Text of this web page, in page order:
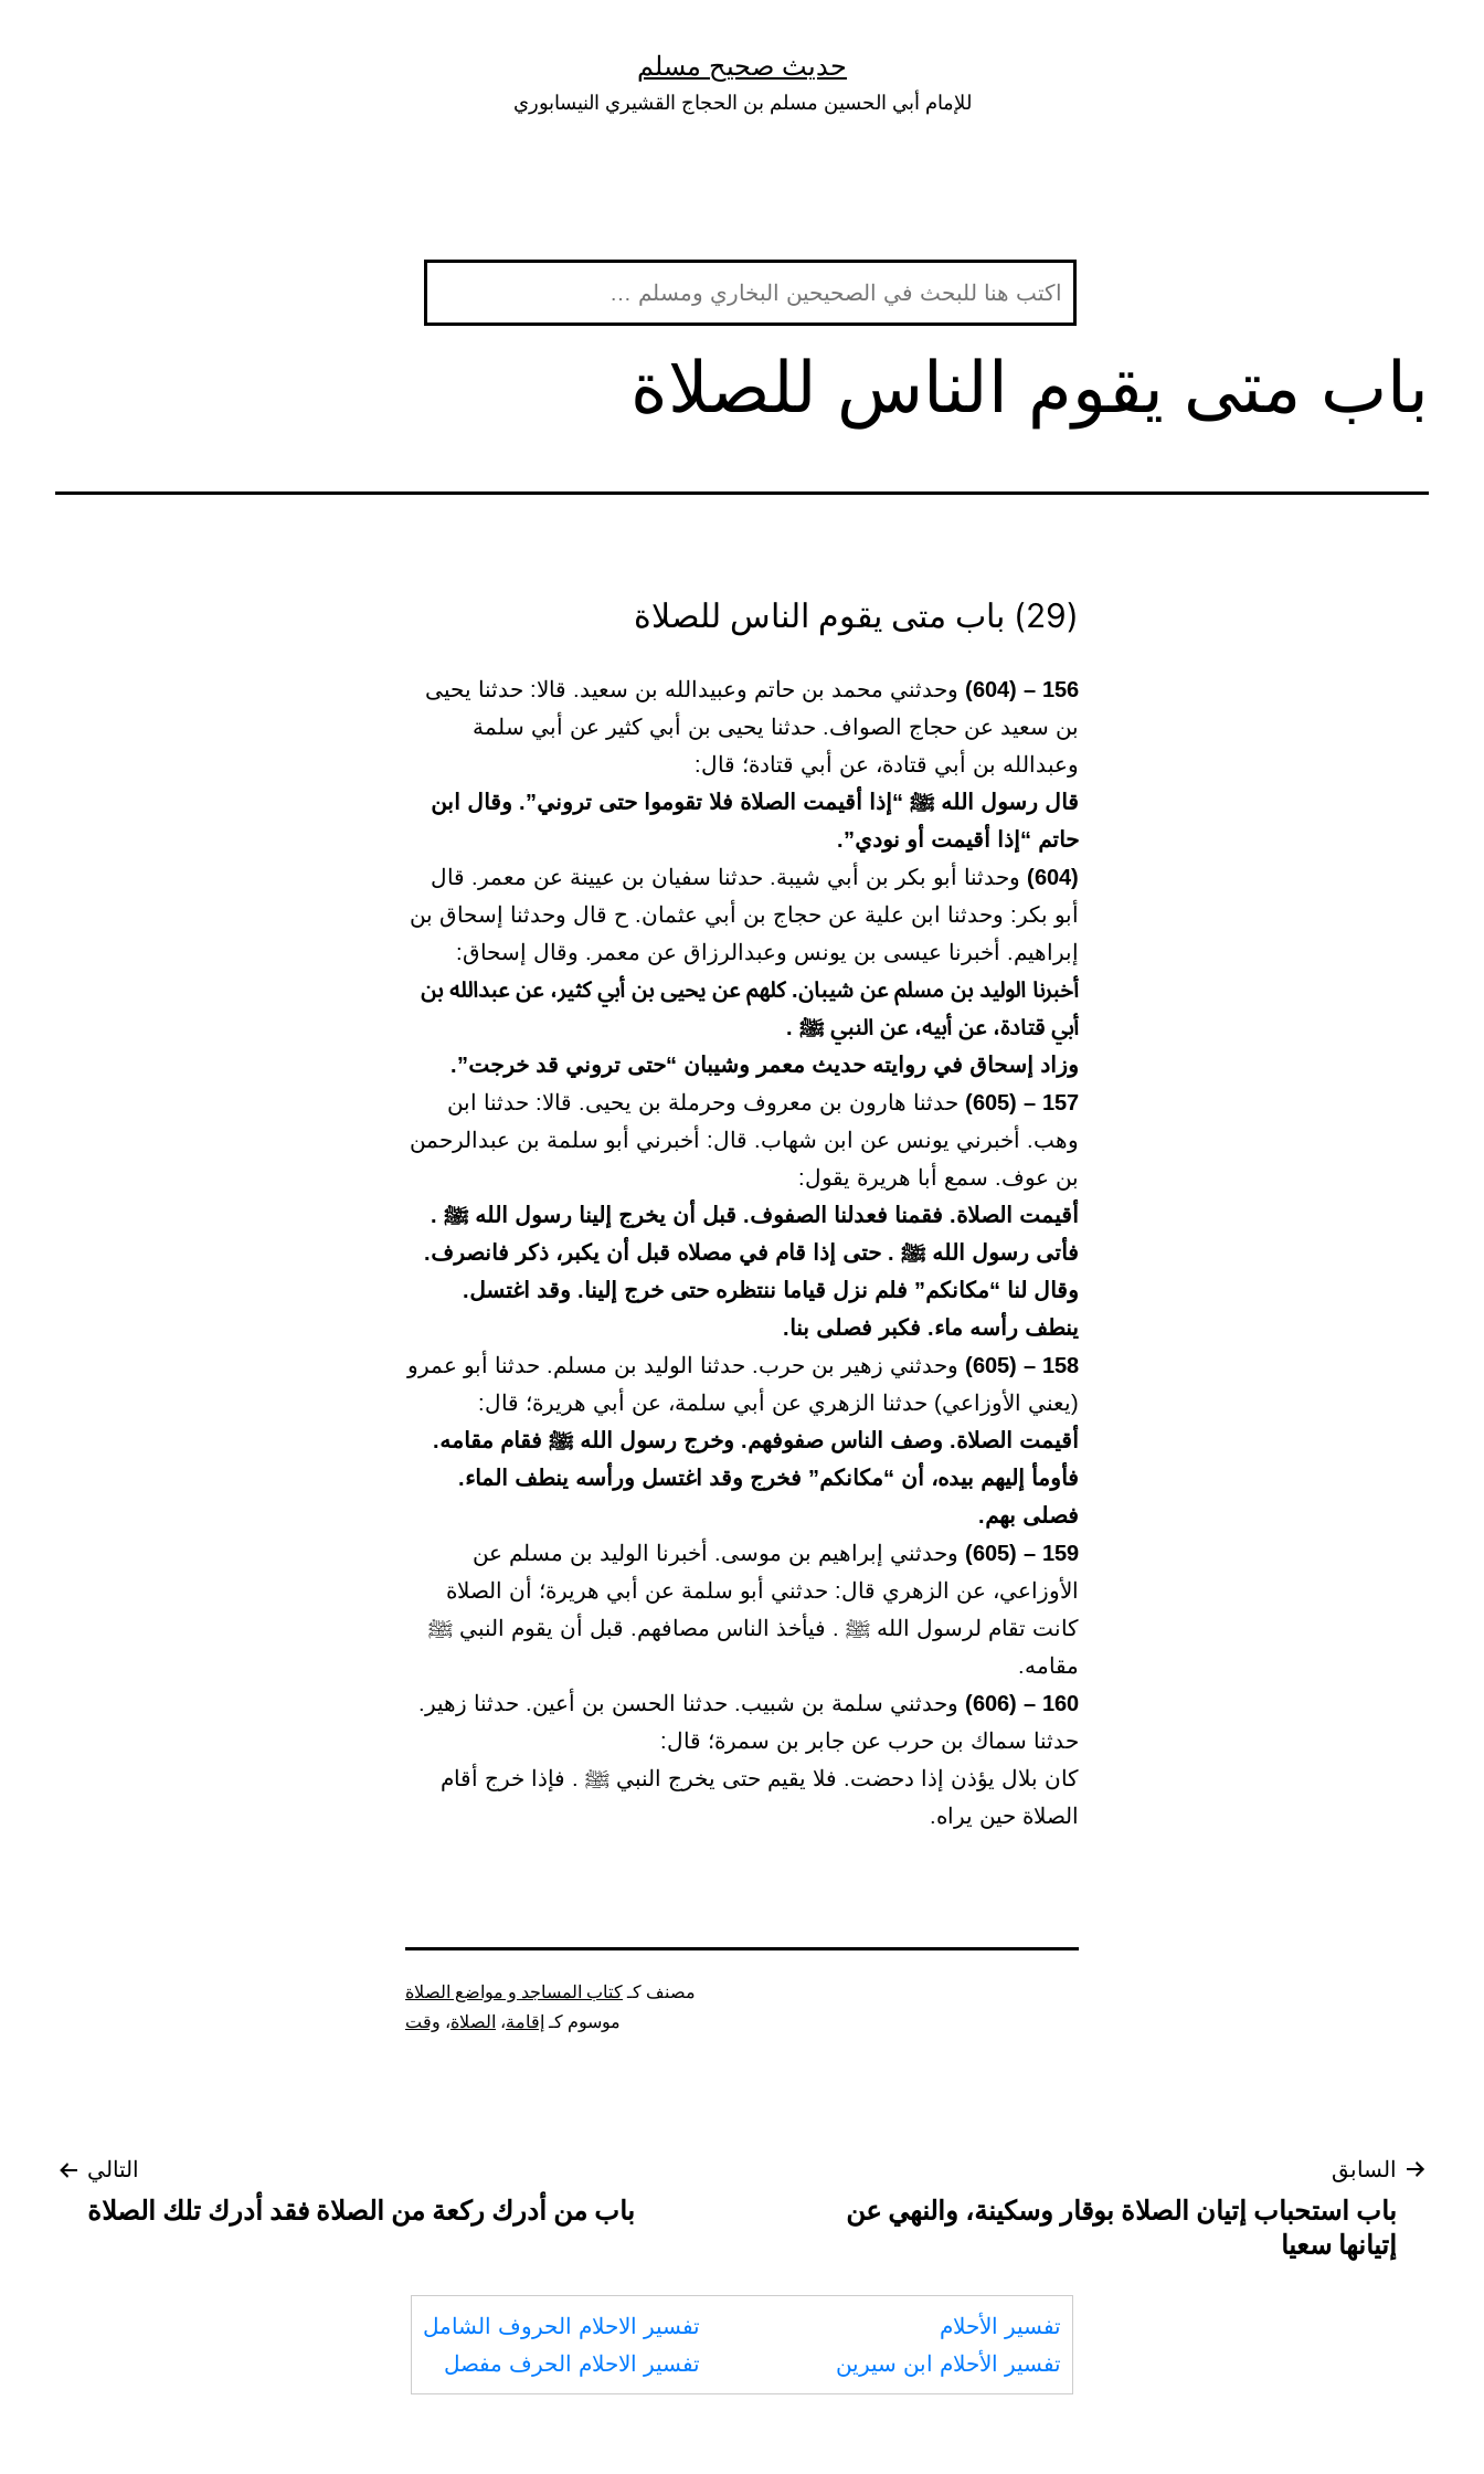
حديث صحيح مسلم
للإمام أبي الحسين مسلم بن الحجاج القشيري النيسابوري
باب متى يقوم الناس للصلاة
(29) باب متى يقوم الناس للصلاة
156 – (604)
وحدثني محمد بن حاتم وعبيدالله بن سعيد. قالا: حدثنا يحيى
بن سعيد عن حجاج الصواف. حدثنا يحيى بن أبي كثير عن أبي سلمة
وعبدالله بن أبي قتادة، عن أبي قتادة؛ قال:
قال رسول الله ﷺ “إذا أقيمت الصلاة فلا تقوموا حتى تروني”. وقال ابن
حاتم “إذا أقيمت أو نودي”.
(604)
وحدثنا أبو بكر بن أبي شيبة. حدثنا سفيان بن عيينة عن معمر. قال
أبو بكر: وحدثنا ابن علية عن حجاج بن أبي عثمان. ح قال وحدثنا إسحاق بن
إبراهيم. أخبرنا عيسى بن يونس وعبدالرزاق عن معمر. وقال إسحاق:
أخبرنا الوليد بن مسلم عن شيبان. كلهم عن يحيى بن أبي كثير، عن عبدالله بن
أبي قتادة، عن أبيه، عن النبي ﷺ .
وزاد إسحاق في روايته حديث معمر وشيبان “حتى تروني قد خرجت”.
157 – (605)
حدثنا هارون بن معروف وحرملة بن يحيى. قالا: حدثنا ابن
وهب. أخبرني يونس عن ابن شهاب. قال: أخبرني أبو سلمة بن عبدالرحمن
بن عوف. سمع أبا هريرة يقول:
أقيمت الصلاة. فقمنا فعدلنا الصفوف. قبل أن يخرج إلينا رسول الله ﷺ .
فأتى رسول الله ﷺ . حتى إذا قام في مصلاه قبل أن يكبر، ذكر فانصرف.
وقال لنا “مكانكم” فلم نزل قياما ننتظره حتى خرج إلينا. وقد اغتسل.
ينطف رأسه ماء. فكبر فصلى بنا.
158 – (605)
وحدثني زهير بن حرب. حدثنا الوليد بن مسلم. حدثنا أبو عمرو
(يعني الأوزاعي) حدثنا الزهري عن أبي سلمة، عن أبي هريرة؛ قال:
أقيمت الصلاة. وصف الناس صفوفهم. وخرج رسول الله ﷺ فقام مقامه.
فأومأ إليهم بيده، أن “مكانكم” فخرج وقد اغتسل ورأسه ينطف الماء.
فصلى بهم.
159 – (605)
وحدثني إبراهيم بن موسى. أخبرنا الوليد بن مسلم عن
الأوزاعي، عن الزهري قال: حدثني أبو سلمة عن أبي هريرة؛ أن الصلاة
كانت تقام لرسول الله ﷺ . فيأخذ الناس مصافهم. قبل أن يقوم النبي ﷺ
مقامه.
160 – (606)
وحدثني سلمة بن شبيب. حدثنا الحسن بن أعين. حدثنا زهير.
حدثنا سماك بن حرب عن جابر بن سمرة؛ قال:
كان بلال يؤذن إذا دحضت. فلا يقيم حتى يخرج النبي ﷺ . فإذا خرج أقام
الصلاة حين يراه.
مصنف كـ كتاب المساجد و مواضع الصلاة
موسوم كـ إقامة، الصلاة، وقت
تصفّح
المقالات
السابق
باب استحباب إتيان الصلاة بوقار وسكينة، والنهي عن
إتيانها سعيا
التالي
باب من أدرك ركعة من الصلاة فقد أدرك تلك الصلاة
تفسير الأحلام
تفسير الأحلام ابن سيرين
تفسير الاحلام الحروف الشامل
تفسير الاحلام الحرف مفصل